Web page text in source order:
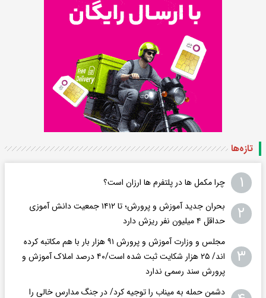
تازه‌ها
۱ چرا مکمل ها در پلتفرم ها ارزان است؟
۲
بحران جدید آموزش و پرورش؛ تا ۱۴۱۲ جمعیت دانش آموزی
حداقل ۴ میلیون نفر ریزش دارد
۳
مجلس و وزارت آموزش و پرورش ۹۱ هزار بار با هم مکاتبه کرده
اند/ ۲۵ هزار شکایت ثبت شده است/۴۰ درصد املاک آموزش و
پرورش سند رسمی ندارد
دشمن حمله به میناب را توجیه کرد/ در جنگ مدارس خالی را